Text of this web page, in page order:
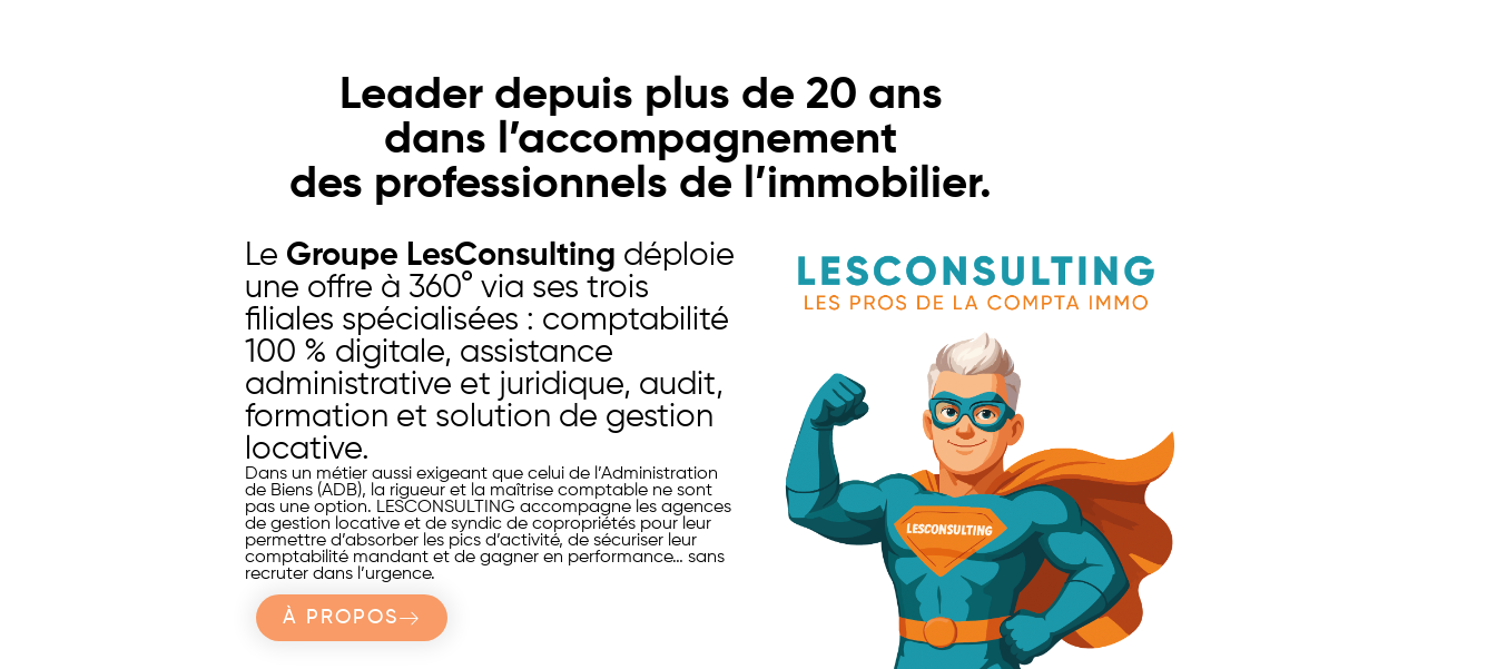
Leader depuis plus de 20 ans
dans l’accompagnement
des professionnels de l’immobilier.
Le Groupe LesConsulting déploie
une offre à 360° via ses trois
filiales spécialisées : comptabilité
100 % digitale, assistance
administrative et juridique, audit,
formation et solution de gestion
locative.
Dans un métier aussi exigeant que celui de l’Administration
de Biens (ADB), la rigueur et la maîtrise comptable ne sont
pas une option. LESCONSULTING accompagne les agences
de gestion locative et de syndic de copropriétés pour leur
permettre d’absorber les pics d’activité, de sécuriser leur
comptabilité mandant et de gagner en performance… sans
recruter dans l’urgence.
À PROPOS